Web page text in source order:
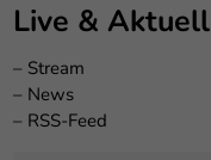
Live & Aktuell
– Stream
– News
– RSS-Feed